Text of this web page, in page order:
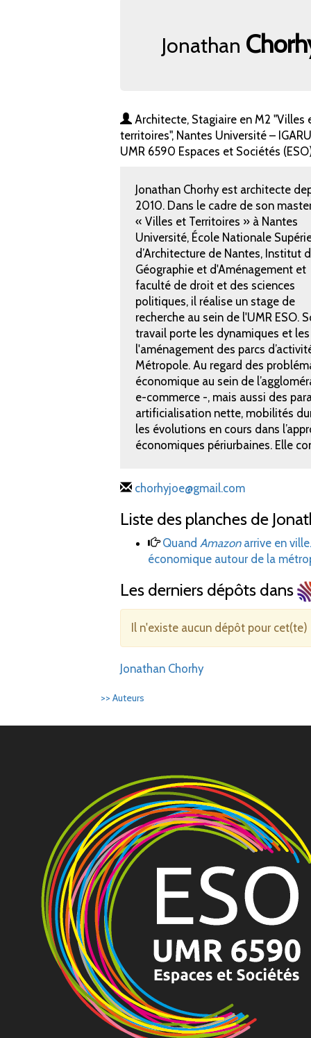
Jonathan
Architecte, Stagiaire en M2 "Villes
territoires", Nantes Université –
UMR 6590 Espaces et Sociétés
Jonathan Chorhy est architecte
2010. Dans le cadre de son
« Villes et Territoires » à Nantes
Université, École Nationale
d’Architecture de Nantes, Institut
Géographie et d'Aménagement et
faculté de droit et des sciences
politiques, il réalise un stage de
recherche au sein de l'UMR ESO.
travail porte les dynamiques et
l'aménagement des parcs
Métropole. Au regard des
économique au sein de
e-commerce -, mais aussi des
artificialisation nette, mobilités
les évolutions en cours dans
économiques périurbaines. Elle
chorhyjoe@gmail.com
Liste des planches de
Quand Amazonarrive en
économique autour de la
Les derniers dépôts dans
Il n'existe aucun dépôt pour cet(te)
Jonathan Chorhy
>> Auteurs